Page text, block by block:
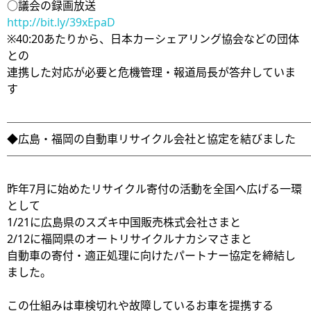
○議会の録画放送
http://bit.ly/39xEpaD
※40:20あたりから、日本カーシェアリング協会などの団体
との
連携した対応が必要と危機管理・報道局長が答弁していま
す
◆広島・福岡の自動車リサイクル会社と協定を結びました
昨年7月に始めたリサイクル寄付の活動を全国へ広げる一環
として
1/21に広島県のスズキ中国販売株式会社さまと
2/12に福岡県のオートリサイクルナカシマさまと
自動車の寄付・適正処理に向けたパートナー協定を締結し
ました。
この仕組みは車検切れや故障しているお車を提携する